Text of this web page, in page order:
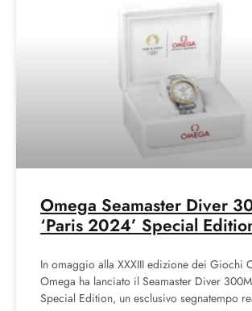
Omega Seamaster Diver
‘Paris 2024’ Special
In omaggio alla XXXIII edizione dei Giochi
Omega ha lanciato il Seamaster Diver
Special Edition, un esclusivo segnatempo